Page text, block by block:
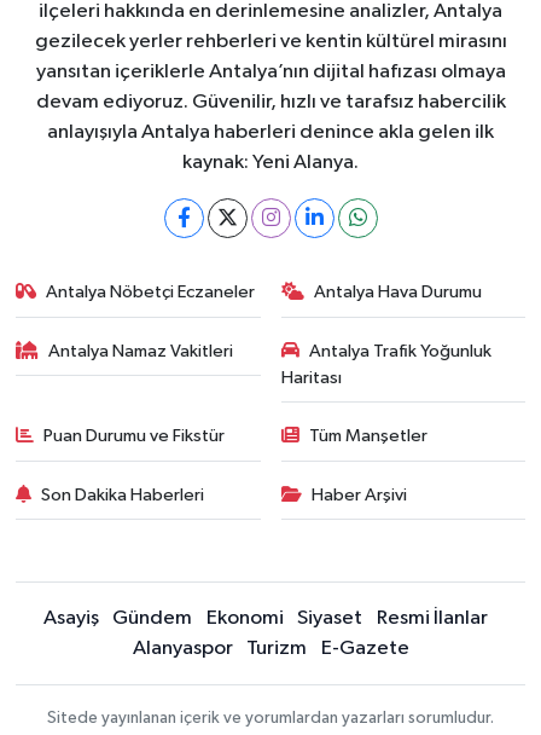
ilçeleri hakkında en derinlemesine analizler, Antalya
gezilecek yerler rehberleri ve kentin kültürel mirasını
yansıtan içeriklerle Antalya’nın dijital hafızası olmaya
devam ediyoruz. Güvenilir, hızlı ve tarafsız habercilik
anlayışıyla Antalya haberleri denince akla gelen ilk
kaynak: Yeni Alanya.
Antalya Nöbetçi Eczaneler Antalya Hava Durumu
Antalya Namaz Vakitleri
Antalya Trafik Yoğunluk
Haritası
Puan Durumu ve Fikstür Tüm Manşetler
Son Dakika Haberleri Haber Arşivi
Asayiş Gündem Ekonomi Siyaset
Resmi İlanlar
Alanyaspor
Turizm E-Gazete
Sitede yayınlanan içerik ve yorumlardan yazarları sorumludur.